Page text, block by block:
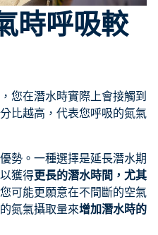
時呼吸較
您在潛水時實際上會接觸到
比越高，代表您呼吸的氮氣
勢。一種選擇是延長潛水期
獲得更長的潛水時間，尤其
可能更願意在不間斷的空氣
氮氣攝取量來增加潛水時的